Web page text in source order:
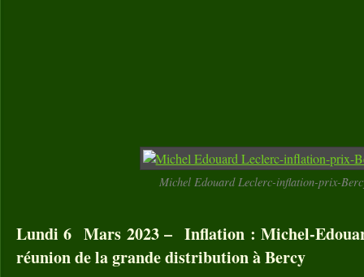
Michel Edouard Leclerc-inflation-prix-
Lundi 6 Mars 2023 – Inflation : Michel-
réunion de la grande distribution à Bercy